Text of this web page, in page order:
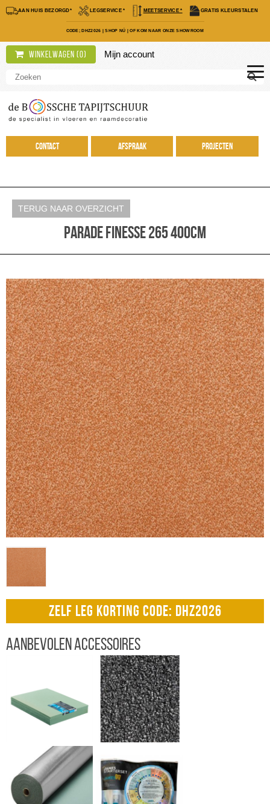
AAN HUIS BEZORGD* LEGSERVICE * MEETSERVICE * GRATIS KLEURSTALEN
CODE; DHZ2026 |SHOP NÚ |OF KOM NAAR ONZE SHOWROOM
Winkelwagen (0) Mijn account
Contact Afspraak Projecten
TERUG NAAR OVERZICHT
Parade Finesse 265 400cm
ZELF LEG KORTING CODE: DHZ2026
Aanbevolen accessoires